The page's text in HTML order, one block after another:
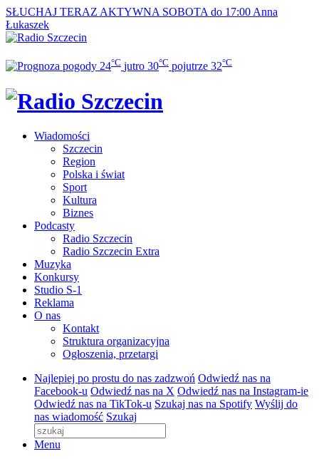
SŁUCHAJ TERAZ AKTYWNA SOBOTA do 17:00 Anna
Łukaszek
24°C jutro 30°C pojutrze 32°C
Wiadomości
Szczecin
Region
Polska i świat
Sport
Kultura
Biznes
Podcasty
Radio Szczecin
Radio Szczecin Extra
Muzyka
Konkursy
Studio S-1
Reklama
O nas
Kontakt
Struktura organizacyjna
Ogłoszenia, przetargi
Najlepiej po prostu do nas zadzwoń Odwiedź nas na
Facebook-u Odwiedź nas na X Odwiedź nas na Instagram-ie
Odwiedź nas na TikTok-u Szukaj nas na Spotify Wyślij do
nas wiadomość Szukaj
Menu